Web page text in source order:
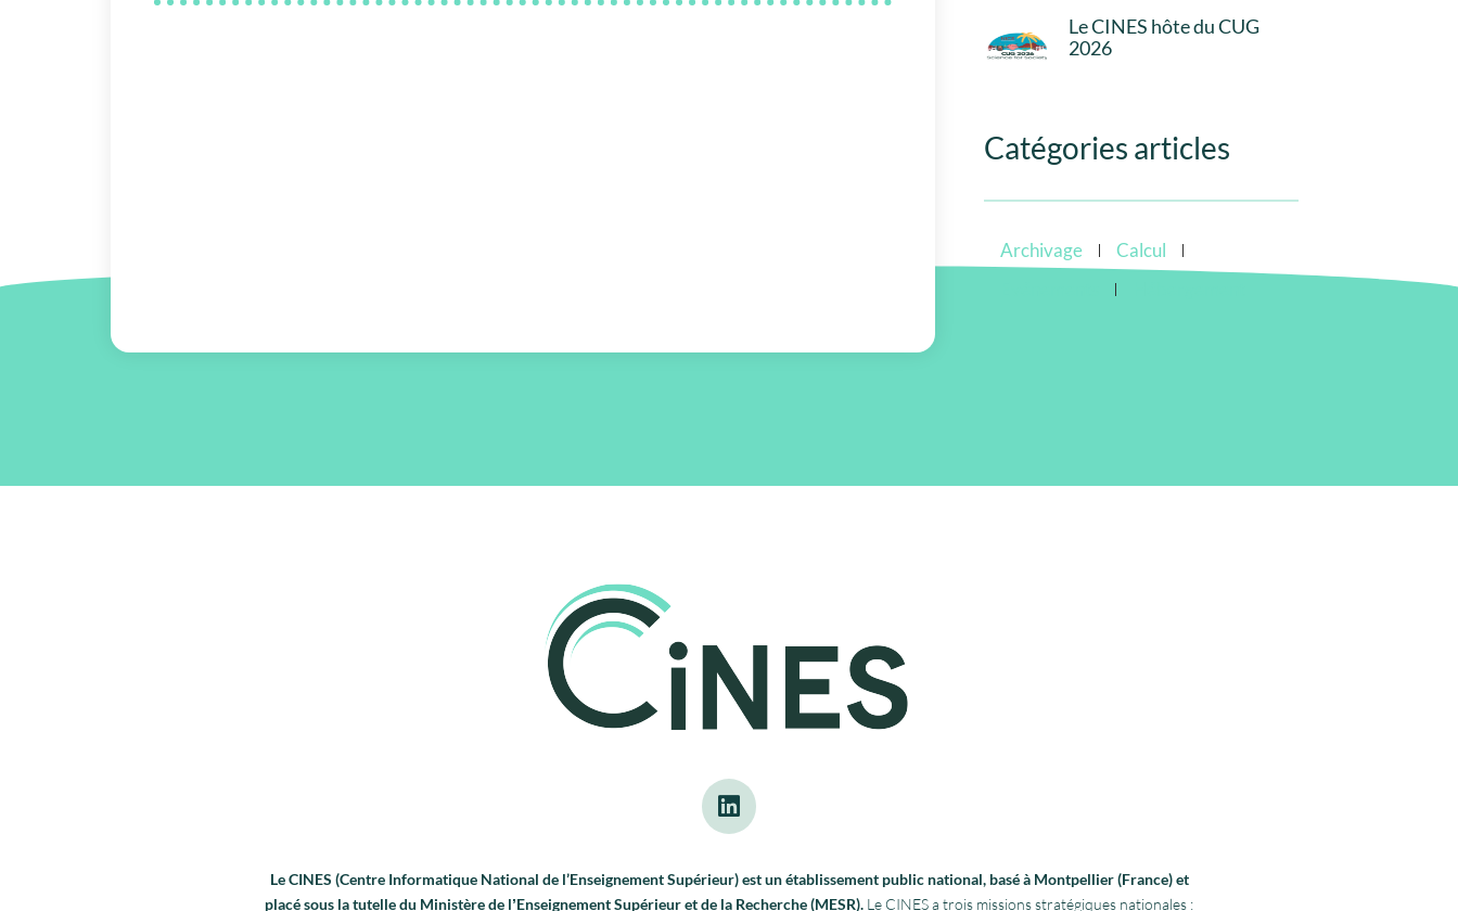
Le CINES hôte du CUG
2026
Catégories articles
Archivage
Calcul
Le CINES (Centre Informatique National de l’Enseignement Supérieur) est un établissement public national, basé à Montpellier (France) et
placé sous la tutelle du Ministère de lʼEnseignement Supérieur et de la Recherche (MESR). Le CINES a trois missions stratégiques nationales :